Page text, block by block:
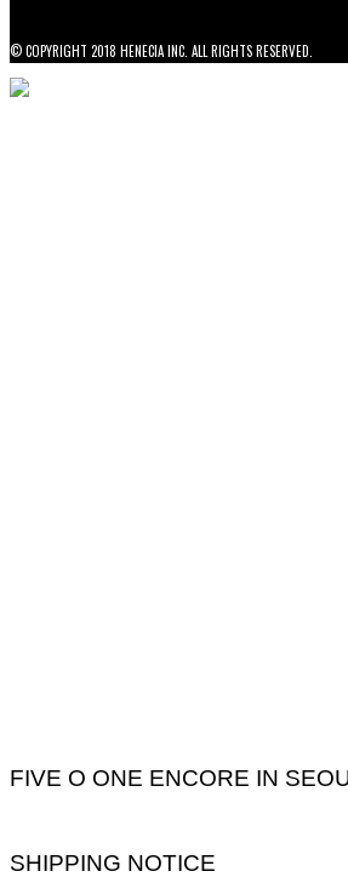
© COPYRIGHT 2018 HENECIA INC. ALL RIGHTS RESERVED.
FIVE O ONE ENCORE IN
SHIPPING NOTICE